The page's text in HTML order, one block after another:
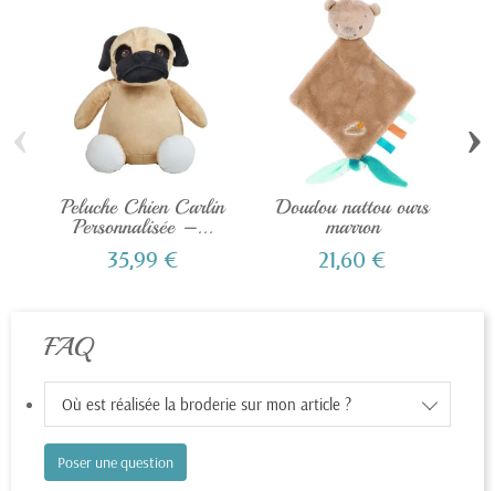
Peluche Chien Carlin
Personnalisée –...
35,99 €
Doudou nattou ours
marron
21,60 €
‹ ›
FAQ
Où est réalisée la broderie sur mon article ?
Poser une question